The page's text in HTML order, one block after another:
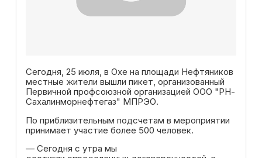
Сегодня, 25 июля, в Охе на площади Нефтяников
местные жители вышли пикет, организованный
Первичной профсоюзной организацией ООО "РН-
Сахалинморнефтегаз" МПРЭО.
По приблизительным подсчетам в мероприятии
принимает участие более 500 человек.
— Сегодня с утра мы